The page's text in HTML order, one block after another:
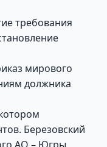
требования
мирового
должника
Березовский